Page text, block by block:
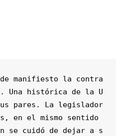
manifiesto la contra
Una histórica de la U
pares. La legislador
en el mismo sentido
se cuidó de dejar a s